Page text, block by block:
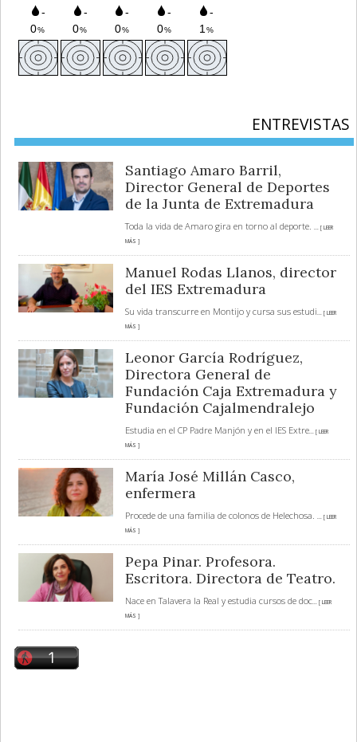
ENTREVISTAS
Santiago Amaro Barril,
Director General de Deportes
de la Junta de Extremadura
Toda la vida de Amaro gira en torno al deporte.
... [ LEER
MÁS ]
Manuel Rodas Llanos, director
del IES Extremadura
Su vida transcurre en Montijo y cursa sus estudi... [ LEER
MÁS ]
Leonor García Rodríguez,
Directora General de
Fundación Caja Extremadura y
Fundación Cajalmendralejo
Estudia en el CP Padre Manjón y en el IES Extre... [ LEER
MÁS ]
María José Millán Casco,
enfermera
Procede de una familia de colonos de Helechosa.
... [ LEER
MÁS ]
Pepa Pinar. Profesora.
Escritora. Directora de Teatro.
Nace en Talavera la Real y estudia cursos de doc... [ LEER
MÁS ]